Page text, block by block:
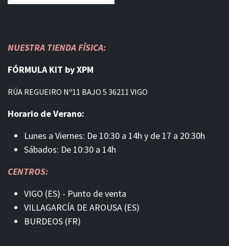
NUESTRA TIENDA FÍSICA:
FÓRMULA KIT by XPM
RÚA REGUEIRO Nº11 BAJO 5 36211 VIGO
Horario de Verano:
Lunes a Viernes: De 10:30 a 14h y de 17 a 20:30h
Sábados: De 10:30 a 14h
CENTROS:
VIGO (ES) - Punto de venta
VILLAGARCÍA DE AROUSA (ES)
BURDEOS (FR)